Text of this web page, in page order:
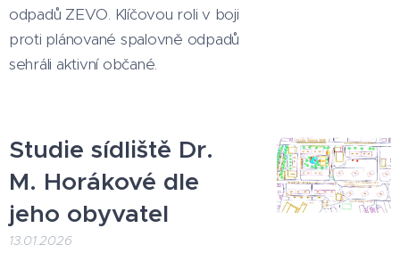
odpadů ZEVO. Klíčovou roli v boji
proti plánované spalovně odpadů
sehráli aktivní občané.
Studie sídliště Dr.
M. Horákové dle
jeho obyvatel
13.01.2026